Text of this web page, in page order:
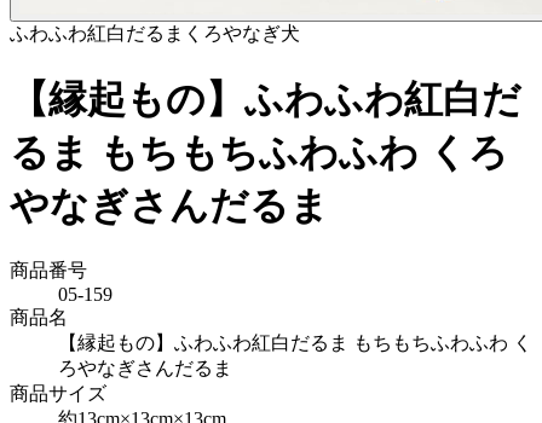
ふわふわ紅白だるま くろやなぎ犬
【縁起もの】ふわふわ紅白だ
るま もちもちふわふわ くろ
やなぎさんだるま
商品番号
05-159
商品名
【縁起もの】ふわふわ紅白だるま もちもちふわふわ く
ろやなぎさんだるま
商品サイズ